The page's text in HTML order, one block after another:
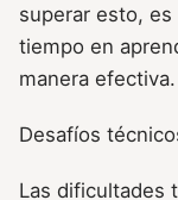
superar esto,
tiempo en
manera efectiva.
Desafíos
Las dificultades